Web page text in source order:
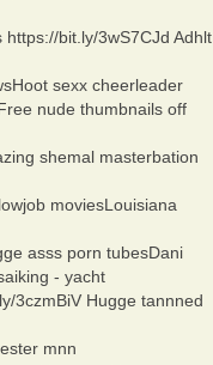
bit.ly/3wS7CJd Adhlt
sexx cheerleader
nude thumbnails off
shemal masterbation
moviesLouisiana
asss porn tubesDani
- yacht
3czmBiV Hugge tannned
mnn